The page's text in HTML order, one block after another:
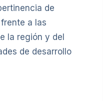
de
a las
la región y del
de desarrollo